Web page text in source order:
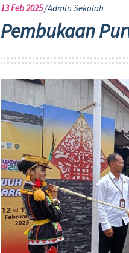
13Feb 2025 Admin Sekolah
Pembukaan